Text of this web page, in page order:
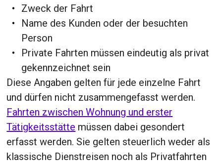
Zweck der Fahrt
Name des Kunden oder der besuchten
Person
Private Fahrten müssen eindeutig als privat
gekennzeichnet sein
Diese Angaben gelten für jede einzelne Fahrt
und dürfen nicht zusammengefasst werden.
Fahrten zwischen Wohnung und erster
Tätigkeitsstätte müssen dabei gesondert
erfasst werden. Sie gelten steuerlich weder als
klassische Dienstreisen noch als Privatfahrten